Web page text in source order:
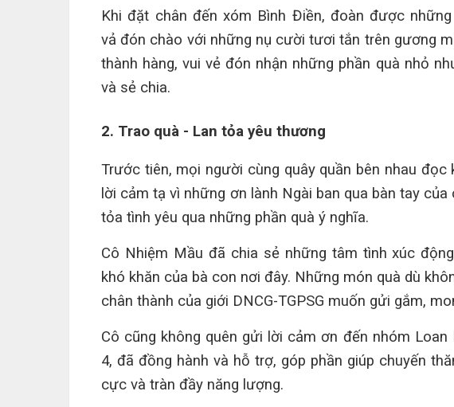
Khi đặt chân đến xóm Bình Điền, đoàn được
vả đón chào với những nụ cười tươi tắn trên gương
thành hàng, vui vẻ đón nhận những phần quà nhỏ
và sẻ chia.
2. Trao quà - Lan tỏa yêu thương
Trước tiên, mọi người cùng quây quần bên nhau đọc
lời cảm tạ vì những ơn lành Ngài ban qua bàn tay
tỏa tình yêu qua những phần quà ý nghĩa.
Cô Nhiệm Mầu đã chia sẻ những tâm tình xúc
khó khăn của bà con nơi đây. Những món quà dù
chân thành của giới DNCG-TGPSG muốn gửi gắm,
Cô cũng không quên gửi lời cảm ơn đến nhóm Loan
4, đã đồng hành và hỗ trợ, góp phần giúp chuyến
cực và tràn đầy năng lượng.